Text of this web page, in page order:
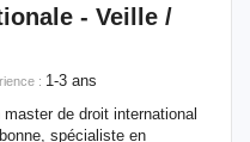
- Veille /
: 1-3 ans
de droit international
spécialiste en